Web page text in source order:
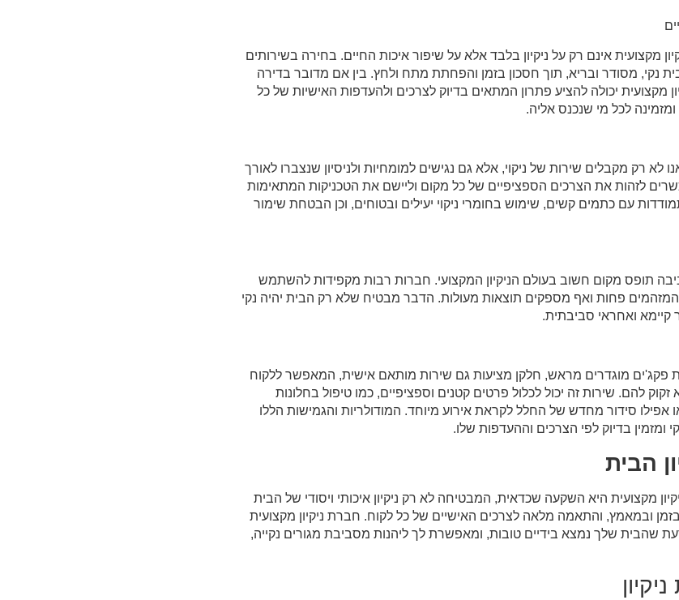
מקצועית אינם רק על ניקיון בלבד אלא על שיפור איכות החיים. בחירה בשירותים
נקי, מסודר ובריא, תוך חסכון בזמן והפחתת מתח ולחץ. בין אם מדובר בדירה
מקצועית יכולה להציע פתרון המתאים בדיוק לצרכים ולהעדפות האישיות של כל
לכל מי שנכנס אליה.
לא רק מקבלים שירות של ניקוי, אלא גם נגישים למומחיות ולניסיון שנצברו לאורך
לזהות את הצרכים הספציפיים של כל מקום וליישם את הטכניקות המתאימות
עם כתמים קשים, שימוש בחומרי ניקוי יעילים ובטוחים, וכן הבטחת שימור
תופס מקום חשוב בעולם הניקיון המקצועי. חברות רבות מקפידות להשתמש
המזהמים פחות ואף מספקים תוצאות מעולות. הדבר מבטיח שלא רק הבית יהיה נקי
קיימא ואחראי סביבתית.
פקג'ים מוגדרים מראש, חלקן מציעות גם שירות מותאם אישית, המאפשר ללקוח
להם. שירות זה יכול לכלול פרטים קטנים וספציפיים, כמו טיפול בחלונות
אפילו סידור מחדש של החלל לקראת אירוע מיוחד. המודולריות והגמישות הללו
ומזמין בדיוק לפי הצרכים וההעדפות שלו.
הבית
מקצועית היא השקעה שכדאית, המבטיחה לא רק ניקיון איכותי ויסודי של הבית
ובמאמץ, והתאמה מלאה לצרכים האישיים של כל לקוח. חברת ניקיון מקצועית
שלך נמצא בידיים טובות, ומאפשרת לך ליהנות מסביבת מגורים נקייה,